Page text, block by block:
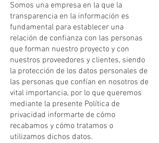
Somos una empresa en la que la
transparencia en la información es
fundamental para establecer una
relación de confianza con las personas
que forman nuestro proyecto y con
nuestros proveedores y clientes, siendo
la protección de los datos personales de
las personas que confían en nosotros de
vital importancia, por lo que queremos
mediante la presente Política de
privacidad informarte de cómo
recabamos y cómo tratamos o
utilizamos dichos datos.